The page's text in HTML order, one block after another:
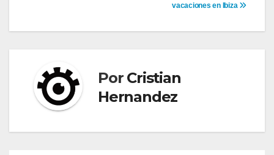
vacaciones en Ibiza
Por Cristian
Hernandez